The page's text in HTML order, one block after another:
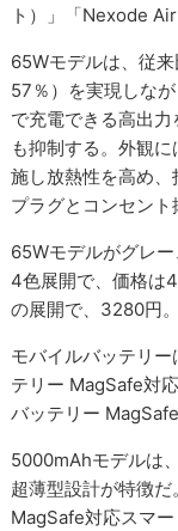
ト）」「Nexode
65Wモデルは、従
57％）を実現しな
で充電できる高出
も抑制する。外観
施し放熱性を高め
プラグとコンセント
65Wモデルがグレ
4色展開で、価格は
の展開で、3280円。
モバイルバッテリ
テリー MagSafe対
バッテリー
5000mAhモデルは
超薄型設計が特徴だ
MagSafe対応スマ